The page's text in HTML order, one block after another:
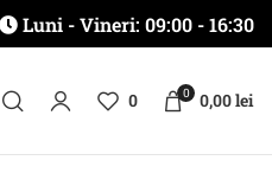
Luni - Vineri: 09:00 - 16:30
0 0 0,00lei